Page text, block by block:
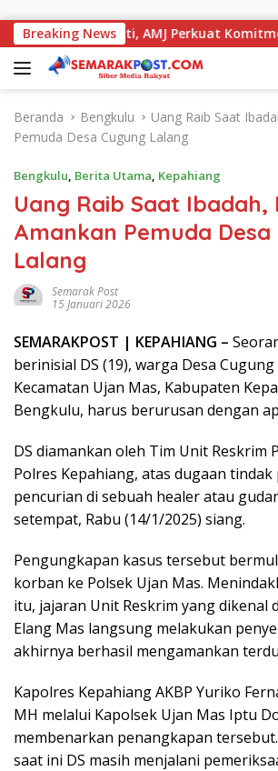
Breaking News
dengan Kajati, AMJ Perkuat Komitmen
Beranda Bengkulu
Uang Raib Saat
Pemuda Desa Cugung Lalang
Bengkulu, Berita Utama, Kepahiang
Uang Raib Saat Ibadah,
Amankan Pemuda Desa
Lalang
Semarak Post
15 Januari 2026
SEMARAKPOST | KEPAHIANG –
berinisial DS (19), warga Desa
Kecamatan Ujan Mas, Kabupaten
Bengkulu, harus berurusan dengan
DS diamankan oleh Tim Unit Reskrim
Polres Kepahiang, atas dugaan tindak
pencurian di sebuah healer atau
setempat, Rabu (14/1/2025) siang.
Pengungkapan kasus tersebut
korban ke Polsek Ujan Mas.
itu, jajaran Unit Reskrim yang dikenal
Elang Mas langsung melakukan
akhirnya berhasil mengamankan
Kapolres Kepahiang AKBP Yuriko
MH melalui Kapolsek Ujan Mas Iptu
membenarkan penangkapan
saat ini DS masih menjalani